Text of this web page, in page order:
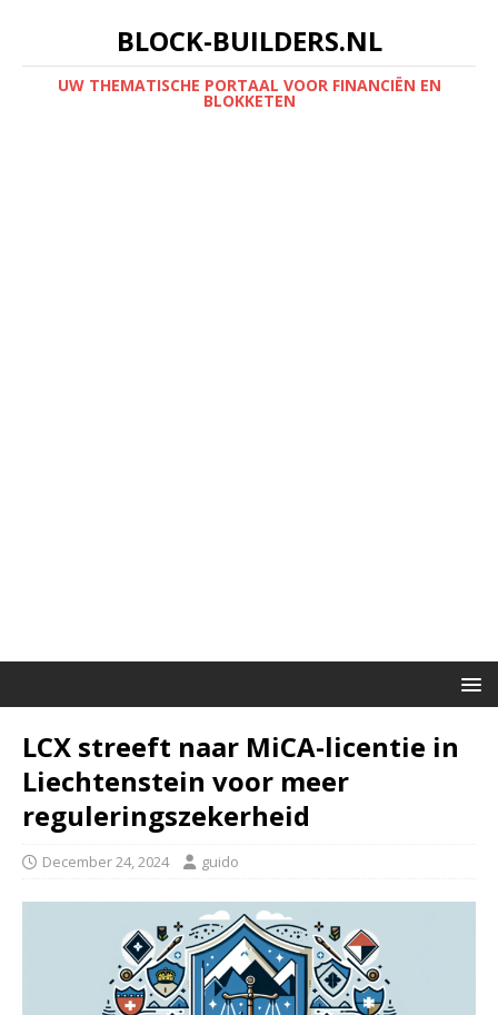
BLOCK-BUILDERS.NL
UW THEMATISCHE PORTAAL VOOR FINANCIËN EN
BLOKKETEN
LCX streeft naar MiCA-licentie in
Liechtenstein voor meer
reguleringszekerheid
December 24, 2024 guido